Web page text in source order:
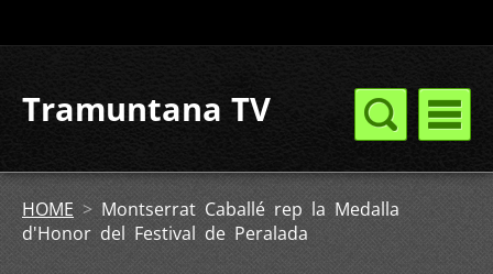
Tramuntana TV
HOME > Montserrat Caballé rep la Medalla
d'Honor del Festival de Peralada